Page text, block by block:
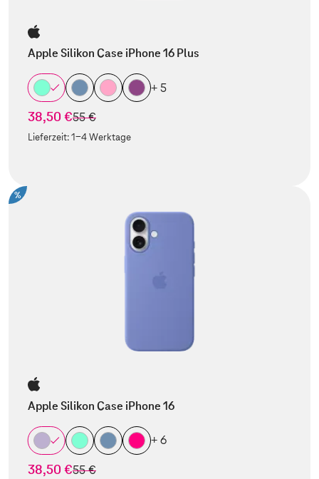
Apple Silikon Case iPhone 16 Plus
+ 5
38,50 €statt
55 €
Lieferzeit:1-4 Werktage
%
Apple Silikon Case iPhone 16
+ 6
38,50 €statt
55 €